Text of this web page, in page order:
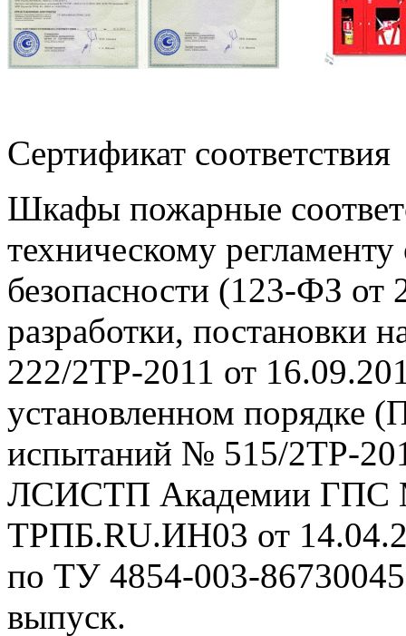
Сертификат
Шкафы пожарные
техническому
безопасности (123-ФЗ от
разработки, постановки
222/2ТР-2011 от
установленном порядке
испытаний № 515/2ТР-
ЛСИСТП Академии ГПС
ТРПБ.RU.ИН03 от
по ТУ 4854-003-
выпуск.